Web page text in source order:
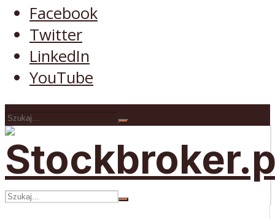
YouTube
Facebook
Twitter
LinkedIn
YouTube